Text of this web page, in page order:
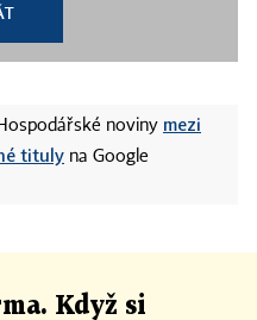
noviny mezi
tituly na Google
Když si